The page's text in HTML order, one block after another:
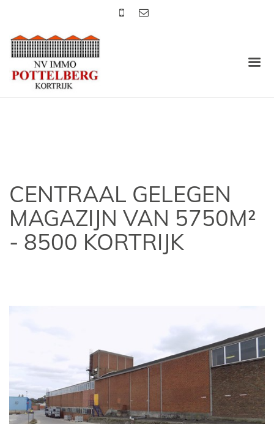
CENTRAAL GELEGEN
MAGAZIJN VAN 5750M²
- 8500 KORTRIJK